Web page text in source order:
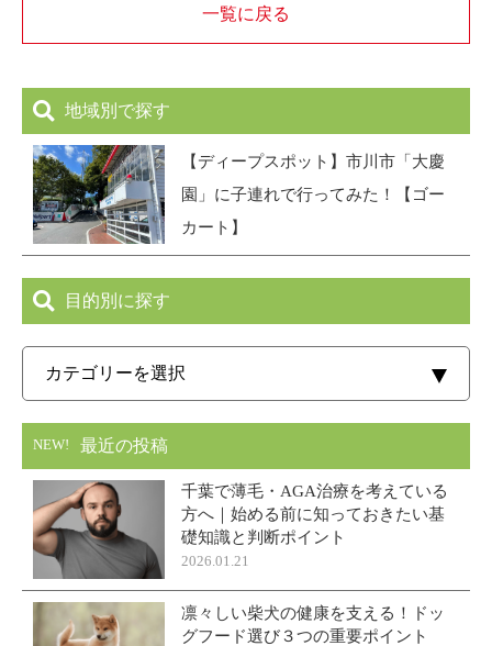
一覧に戻る
地域別で探す
【ディープスポット】市川市「大慶
園」に子連れで行ってみた！【ゴー
カート】
目的別に探す
NEW! 最近の投稿
千葉で薄毛・AGA治療を考えている
方へ｜始める前に知っておきたい基
礎知識と判断ポイント
2026.01.21
凛々しい柴犬の健康を支える！ドッ
グフード選び３つの重要ポイント